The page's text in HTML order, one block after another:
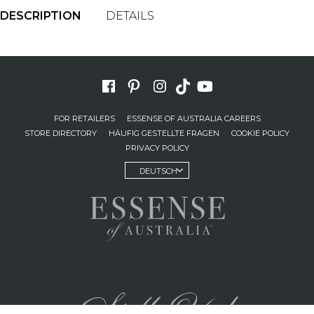
DESCRIPTION DETAILS
FOR RETAILERS
ESSENSE OF AUSTRALIA CAREERS
STORE DIRECTORY
HÄUFIG GESTELLTE FRAGEN
COOKIE POLICY
PRIVACY POLICY
DEUTSCH